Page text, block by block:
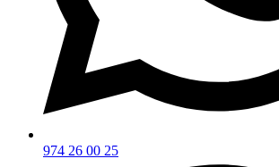
974 26 00 25